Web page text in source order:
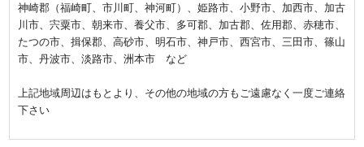
神崎郡（福崎町、市川町、神河町）、姫路市、小野市、加西市、加古
川市、宍粟市、朝来市、養父市、多可郡、加古郡、佐用郡、赤穂市、
たつの市、揖保郡、高砂市、明石市、神戸市、西宮市、三田市、篠山
市、丹波市、淡路市、洲本市 など
上記地域周辺はもとより、その他の地域の方もご遠慮なく一度ご連絡
下さい